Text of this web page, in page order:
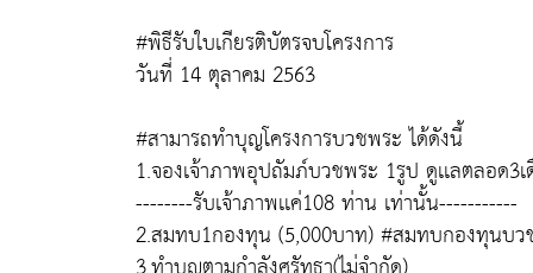
#พิธีรับใบเกียรติบัตรจบโครงการ
วันที่ 14 ตุลาคม 2563
#สามารถทำบุญโครงการบวชพระ ได้ดังนี้
1.จองเจ้าภาพอุปถัมภ์บวชพระ 1รูป ดูเเลตลอด3
--------รับเจ้าภาพเเค่108 ท่าน เท่านั้น-----------
2.สมทบ1กองทุน (5,000บาท) #สมทบกองทุนบว